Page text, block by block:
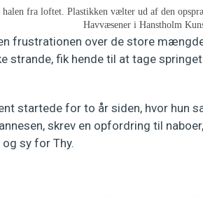
fra loftet. Plastikken vælter ud af den
Havvæsener i Hanstholm
frustrationen over de store
strande, fik hende til at tage
startede for to år siden, hvor hun
skrev en opfordring til
sy for Thy.